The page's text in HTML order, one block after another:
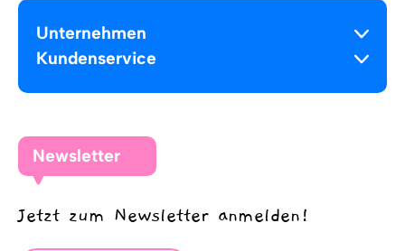
Unternehmen
Kundenservice
Newsletter
Jetzt zum Newsletter anmelden!